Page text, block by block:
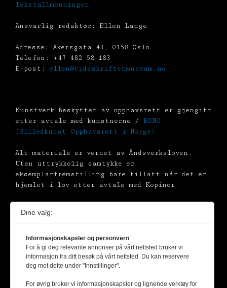
Tekstallmenningen
Ansvarlig redaktør: Ellen Lange
Adresse: Akersgata 43, 0158 Oslo
Telefon: +47 482 58 183
E-post: ellen@tidsskriftetmuseum.no
Kunstverk beskyttet av opphavsrett er gjengitt
etter avtale med kunstnerne / BONO
(Billedkunst Opphavsrett i Norge)
Alt materiale er vernet av Åndsverksloven.
Uten uttrykkelig samtykke er
eksemplarfremstilling bare tillatt når det er
hjemlet i lov etter avtale med Kopinor
Dine valg:
Informasjonskapsler og personvern
For å gi deg relevante annonser på vårt nettsted bruker vi
informasjon fra ditt besøk på vårt nettsted. Du kan reservere
deg mot dette under "Innstillinger".
For øvrig bruker vi informasjonskapsler og lignende verktøy for